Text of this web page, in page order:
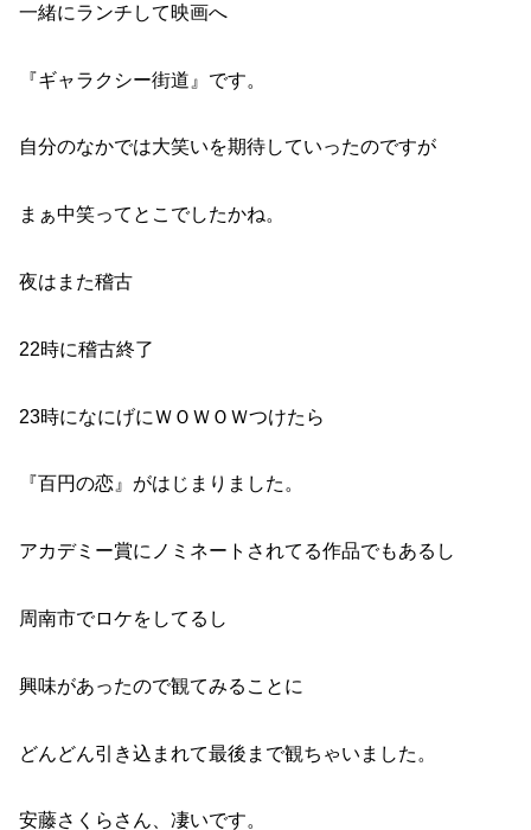
一緒にランチして映画へ
『ギャラクシー街道』です。
自分のなかでは大笑いを期待していったのですが
まぁ中笑ってとこでしたかね。
夜はまた稽古
22時に稽古終了
23時になにげにＷＯＷＯＷつけたら
『百円の恋』がはじまりました。
アカデミー賞にノミネートされてる作品でもあるし
周南市でロケをしてるし
興味があったので観てみることに
どんどん引き込まれて最後まで観ちゃいました。
安藤さくらさん、凄いです。